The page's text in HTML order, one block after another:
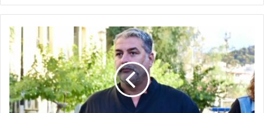
ε
ε
τ
η
λ
ε